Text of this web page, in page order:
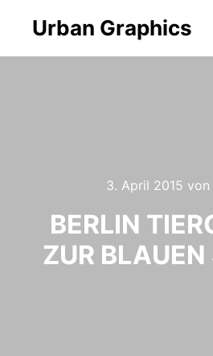
Urban Graphics
3. April 2015 von
BERLIN
ZUR BLAUEN